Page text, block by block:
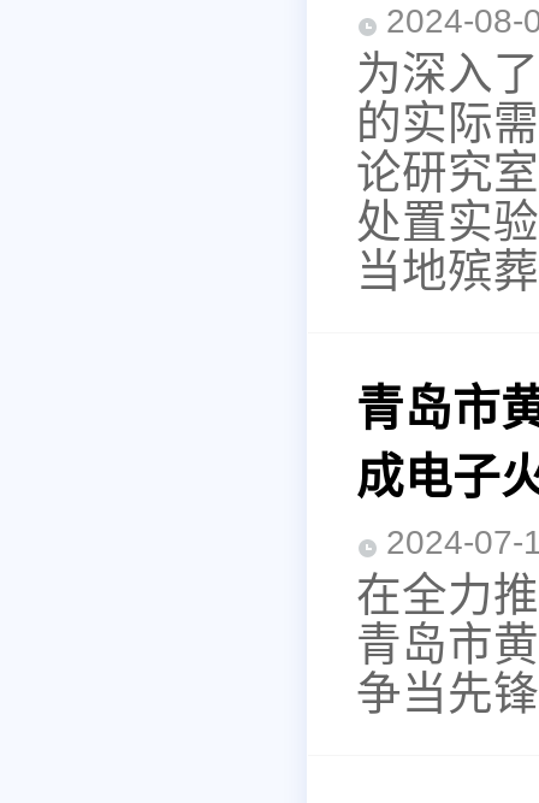
2024-
为深入
的实际
论研究
处置实
当地殡
青岛市
成电子
2024-
在全力
青岛市
争当先